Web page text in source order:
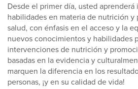
Desde el primer día, usted aprenderá
habilidades en materia de nutrición y
salud, con énfasis en el acceso y la
nuevos conocimientos y habilidades
intervenciones de nutrición y
basadas en la evidencia y
marquen la diferencia en los
personas, ¡y en su calidad de vida!